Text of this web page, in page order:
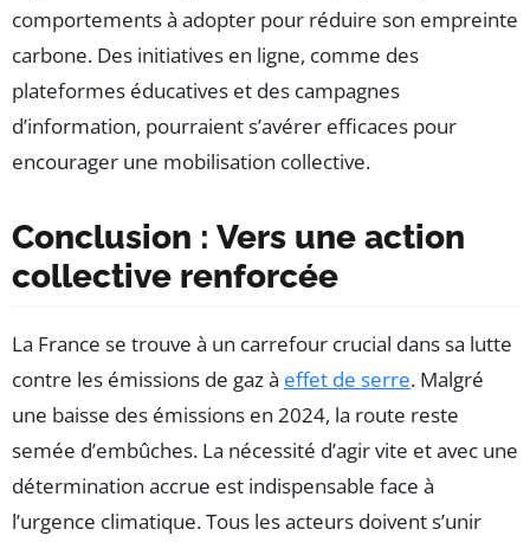
comportements à adopter pour réduire son empreinte
carbone. Des initiatives en ligne, comme des
plateformes éducatives et des campagnes
d’information, pourraient s’avérer efficaces pour
encourager une mobilisation collective.
Conclusion : Vers une action
collective renforcée
La France se trouve à un carrefour crucial dans sa lutte
contre les émissions de gaz à effet de serre. Malgré
une baisse des émissions en 2024, la route reste
semée d’embûches. La nécessité d’agir vite et avec une
détermination accrue est indispensable face à
l’urgence climatique. Tous les acteurs doivent s’unir